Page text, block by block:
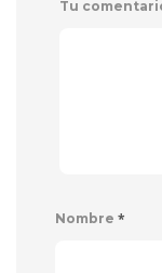
Tu
Nombre *